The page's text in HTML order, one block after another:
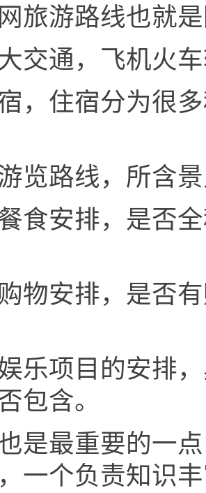
旅游路线也就
交通，飞机火
，住宿分为很
览路线，所含
食安排，是否
物安排，是否
乐项目的安排
包含。
是最重要的一
一个负责知识